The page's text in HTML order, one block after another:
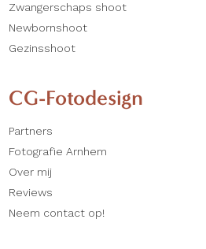
Zwangerschaps shoot
Newbornshoot
Gezinsshoot
CG-Fotodesign
Partners
Fotografie Arnhem
Over mij
Reviews
Neem contact op!